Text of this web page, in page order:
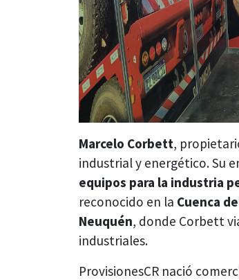
Marcelo Corbett,
industrial y energético. Su
equipos para la industria
reconocido en la Cuenca
Neuquén, donde Corbett
industriales.
ProvisionesCR nació